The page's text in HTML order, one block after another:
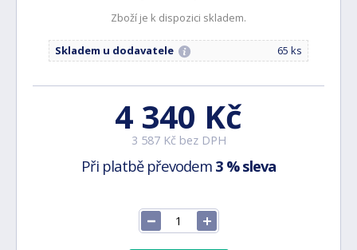
Zboží je k dispozici skladem.
Skladem u dodavatele 65 ks
4 340 Kč
3 587 Kč bez DPH
Při platbě převodem 3 % sleva